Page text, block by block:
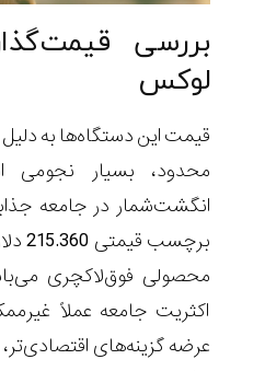
بررسی
لوکس
قیمت این دستگاه‌ها به
محدود، بسیار نجومی
انگشت‌شمار در جامعه
محصولی فوق‌لاکچری
اکثریت جامعه عملاً
عرضه گزینه‌های اقتصادی‌تر،